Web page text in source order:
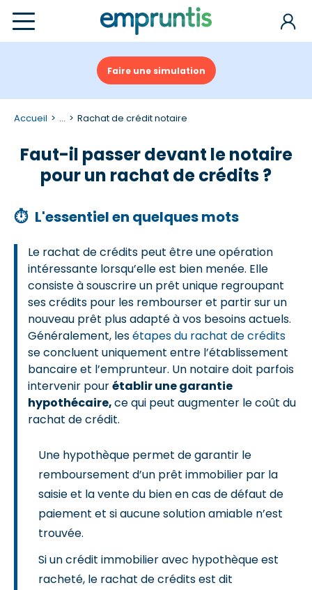
Faire une simulation
Accueil ... Rachat de crédit notaire
Faut-il passer devant le notaire
pour un rachat de crédits ?
⏱ L'essentiel en quelques mots
Le rachat de crédits peut être une opération
intéressante lorsqu’elle est bien menée. Elle
consiste à souscrire un prêt unique regroupant
ses crédits pour les rembourser et partir sur un
nouveau prêt plus adapté à vos besoins actuels.
Généralement, lesétapes du rachat de crédits
se concluent uniquement entre l’établissement
bancaire et l’emprunteur. Un notaire doit parfois
intervenir pourétablir une garantie
hypothécaire,ce qui peut augmenter le coût du
rachat de crédit.
Une hypothèque permet de garantir le
remboursement d’un prêt immobilier par la
saisie et la vente du bien en cas de défaut de
paiement et si aucune solution amiable n’est
trouvée.
Si un crédit immobilier avec hypothèque est
racheté, le rachat de crédits est dit